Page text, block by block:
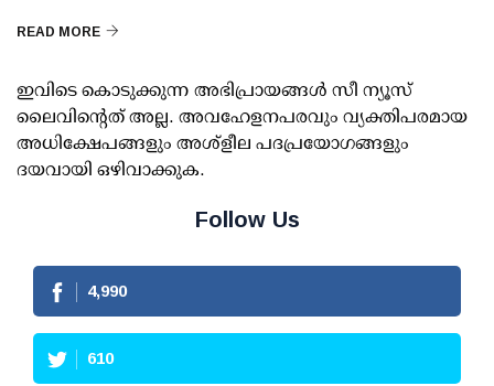
READ MORE
ഇവിടെ കൊടുക്കുന്ന അഭിപ്രായങ്ങള്‍ സീ ന്യൂസ്
ലൈവിന്റെത് അല്ല. അവഹേളനപരവും വ്യക്തിപരമായ
അധിക്ഷേപങ്ങളും അശ്‌ളീല പദപ്രയോഗങ്ങളും
ദയവായി ഒഴിവാക്കുക.
Follow Us
4,990
610